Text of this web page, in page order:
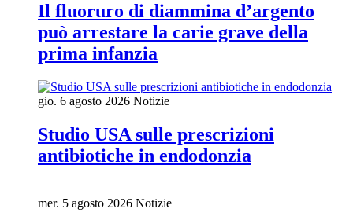
Il fluoruro di diammina d’argento
può arrestare la carie grave della
prima infanzia
gio. 6 agosto 2026 Notizie
Studio USA sulle prescrizioni
antibiotiche in endodonzia
mer. 5 agosto 2026 Notizie